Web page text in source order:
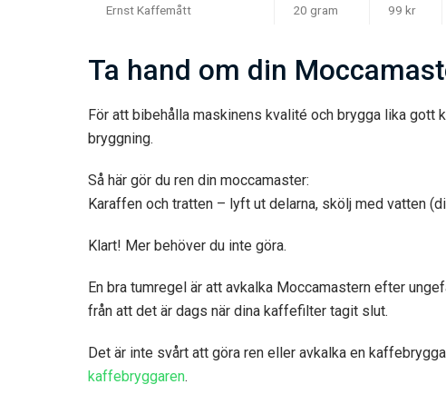
Ernst Kaffemått 20 gram 99 kr
Ta hand om din
För att bibehålla maskinens kvalité och brygga lika
bryggning.
Så här gör du ren din moccamaster:
Karaffen och tratten – lyft ut delarna, skölj med vatten
Klart! Mer behöver du inte göra.
En bra tumregel är att avkalka Moccamastern efter
från att det är dags när dina kaffefilter tagit slut.
Det är inte svårt att göra ren eller avkalka en
kaffebryggaren.